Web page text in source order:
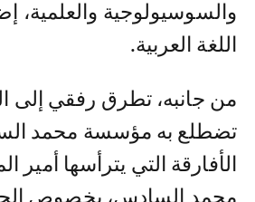
والسوسيولوجية والعلمية،
اللغة العربية.
من جانبه، تطرق رفقي إلى
تضطلع به مؤسسة محمد
الأفارقة التي يترأسها أمير